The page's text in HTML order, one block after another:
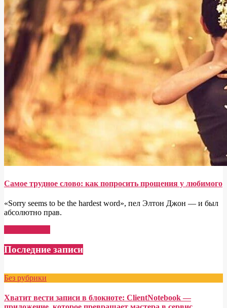
Самое трудное слово: как попросить прощения у любимого
«Sorry seems to be the hardest word», пел Элтон Джон — и был
абсолютно прав.
Последние записи
Без рубрики
Хватит вести записи в блокноте: ClientNotebook —